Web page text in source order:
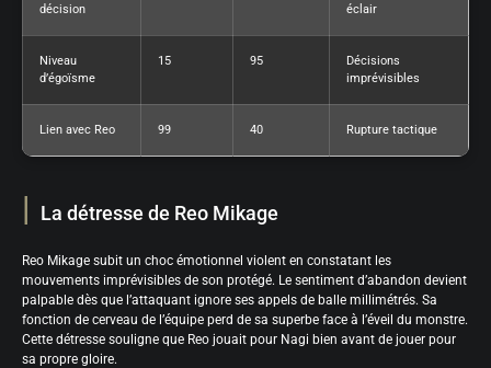
décision
éclair
Niveau
d’égoïsme
15 95
Décisions
imprévisibles
Lien avec Reo 99 40 Rupture tactique
La détresse de Reo Mikage
Reo Mikage subit un choc émotionnel violent en constatant les
mouvements imprévisibles de son protégé. Le sentiment d’abandon devient
palpable dès que l’attaquant ignore ses appels de balle millimétrés. Sa
fonction de cerveau de l’équipe perd de sa superbe face à l’éveil du monstre.
Cette détresse souligne que Reo jouait pour Nagi bien avant de jouer pour
sa propre gloire.